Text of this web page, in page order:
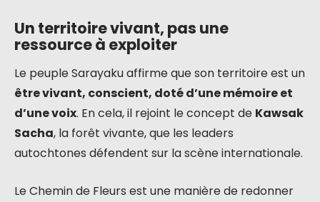
Un territoire vivant, pas une
ressource à exploiter
Le peuple Sarayaku affirme que son territoire est un
être vivant, conscient, doté d’une mémoire et
d’une voix. En cela, il rejoint le concept de Kawsak
Sacha, la forêt vivante, que les leaders
autochtones défendent sur la scène internationale.
Le Chemin de Fleurs est une manière de redonner